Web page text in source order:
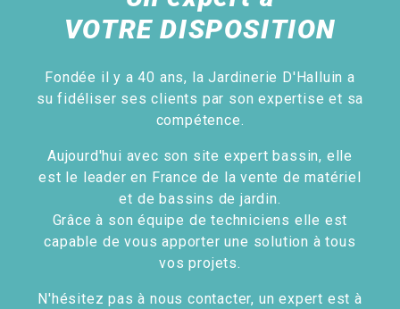
VOTRE DISPOSITION
Fondée il y a 40 ans, la Jardinerie D'Halluin a
su fidéliser ses clients par son expertise et sa
compétence.
Aujourd'hui avec son site expert bassin, elle
est le leader en France de la vente de matériel
et de bassins de jardin.
Grâce à son équipe de techniciens elle est
capable de vous apporter une solution à tous
vos projets.
N'hésitez pas à nous contacter, un expert est à